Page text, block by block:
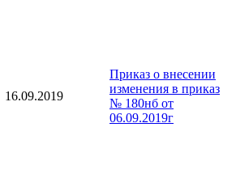
16.09.2019
Приказ о внесении
изменения в приказ
№ 180нб от
06.09.2019г